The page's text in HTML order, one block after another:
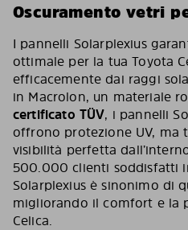
Oscuramento vetri
I pannelli Solarplexius
ottimale per la tua Toyota
efficacemente dai raggi
in Macrolon, un materiale
certificato TÜV, i pannelli
offrono protezione UV, ma
visibilità perfetta
500.000 clienti soddisfatti
Solarplexius è sinonimo di
migliorando il comfort e la
Celica.